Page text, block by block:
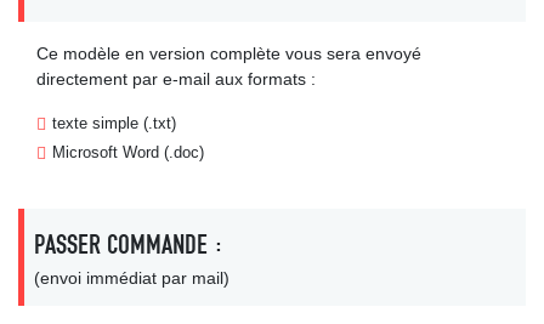
Ce modèle en version complète vous sera envoyé
directement par e-mail aux formats :
texte simple (.txt)
Microsoft Word (.doc)
PASSER COMMANDE :
(envoi immédiat par mail)